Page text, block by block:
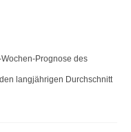
Prognose des
langjährigen Durchschnitt